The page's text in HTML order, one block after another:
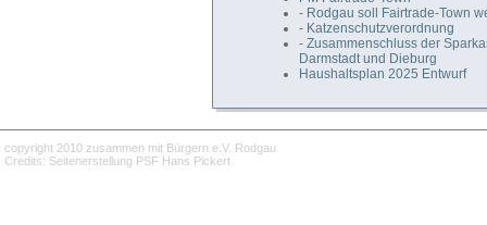
- Rodgau soll Fairtrade-Town
- Katzenschutzverordnung
- Zusammenschluss der
Darmstadt und Dieburg
Haushaltsplan 2025 Entwurf
copyright 2010 zusammen mit Bürgern e.V. Rodgau
Credits: Seitenerstellung PSF Hans Pickert